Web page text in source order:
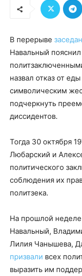
В перерыве
Навальный
назвал отказ от
символическим
подчеркнуть
диссидентов.
Тогда 30 октября
Любарский и
политического
соблюдения их
политзека.
На прошлой
Навальный,
Лилия Чанышева,
призвали всех
выразить им